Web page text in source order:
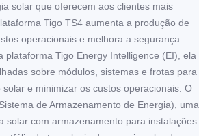
solar que oferecem aos clientes mais
Tigo TS4 aumenta a produção de
operacionais e melhora a segurança.
plataforma Tigo Energy Intelligence (EI), ela
sobre módulos, sistemas e frotas para
e minimizar os custos operacionais. O
de Armazenamento de Energia), uma
solar com armazenamento para instalações